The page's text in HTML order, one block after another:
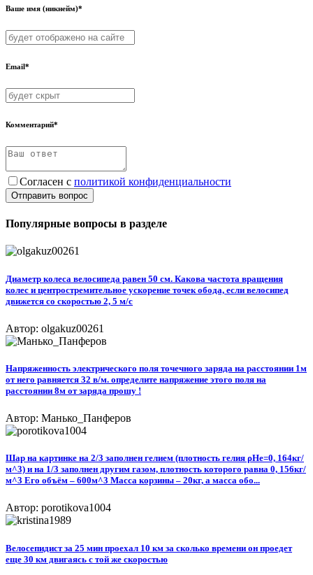
Ваше имя (никнейм)*
Email*
Комментарий*
Согласен с политикой конфиденциальности
Отправить вопрос
Популярные вопросы в разделе
Диаметр колеса велосипеда равен 50 см. Какова частота вращения
колес и центростремительное ускорение точек обода, если велосипед
движется со скоростью 2, 5 м/с
Автор: olgakuz00261
Напряженность электрического поля точечного заряда на расстоянии 1м
от него равняется 32 в/м. определите напряжение этого поля на
расстоянии 8м от заряда прошу !
Автор: Манько_Панферов
Шар на картинке на 2/3 заполнен гелием (плотность гелия ρHe=0, 164кг/
м^3) и на 1/3 заполнен другим газом, плотность которого равна 0, 156кг/
м^3 Его объём – 600м^3 Масса корзины – 20кг, а масса обо...
Автор: porotikova1004
Велосепидист за 25 мин проехал 10 км за сколько времени он проедет
еще 30 км двигаясь с той же скоростью